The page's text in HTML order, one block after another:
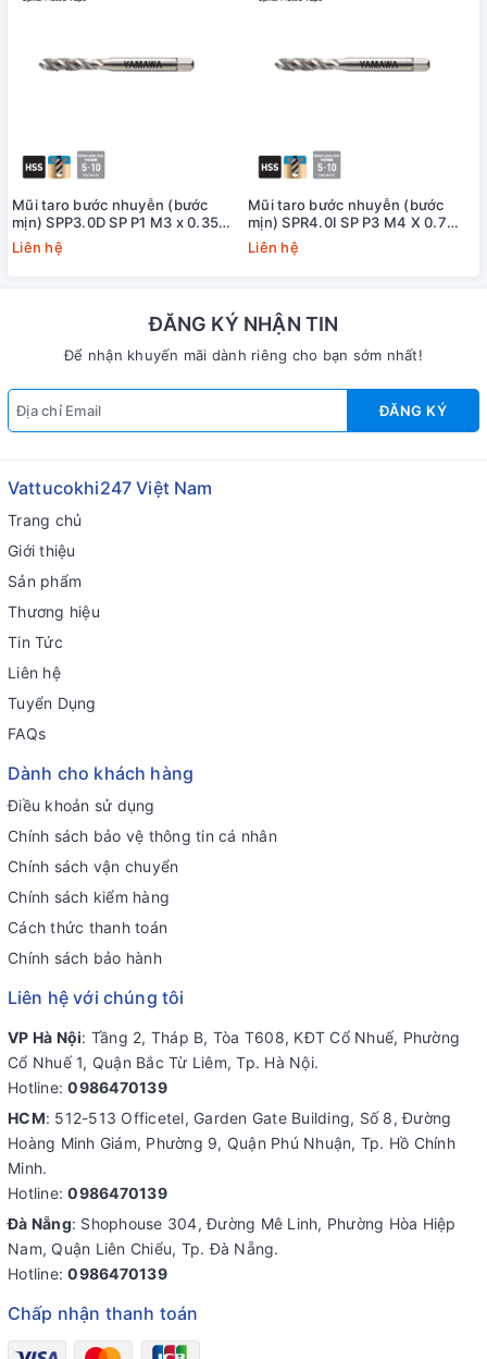
Mũi taro bước nhuyễn (bước
mịn) SPP3.0D SP P1 M3 x 0.35
Yamawa
Liên hệ
Mũi taro bước nhuyễn (bước
mịn) SPR4.0I SP P3 M4 X 0.7
+20 Yamawa (dung sai lớn)
Liên hệ
ĐĂNG KÝ NHẬN TIN
Để nhận khuyến mãi dành riêng cho bạn sớm nhất!
ĐĂNG KÝ
Vattucokhi247 Việt Nam
Trang chủ
Giới thiệu
Sản phẩm
Thương hiệu
Tin Tức
Liên hệ
Tuyển Dụng
FAQs
Dành cho khách hàng
Điều khoản sử dụng
Chính sách bảo vệ thông tin cá nhân
Chính sách vận chuyển
Chính sách kiểm hàng
Cách thức thanh toán
Chính sách bảo hành
Liên hệ với chúng tôi
VP Hà Nội: Tầng 2, Tháp B, Tòa T608, KĐT Cổ Nhuế, Phường
Cổ Nhuế 1, Quận Bắc Từ Liêm, Tp. Hà Nội.
Hotline:0986470139
HCM: 512-513 Officetel, Garden Gate Building, Số 8, Đường
Hoàng Minh Giám, Phường 9, Quận Phú Nhuận, Tp. Hồ Chính
Minh.
Hotline:0986470139
Đà Nẵng: Shophouse 304, Đường Mê Linh, Phường Hòa Hiệp
Nam, Quận Liên Chiểu, Tp. Đà Nẵng.
Hotline:0986470139
Chấp nhận thanh toán